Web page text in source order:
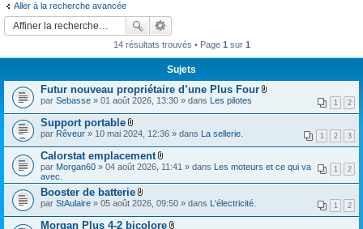
Aller à la recherche avancée
14 résultats trouvés • Page 1 sur 1
Sujets
Futur nouveau propriétaire d’une Plus Four
c
e
(
)
i
1 2
par Sebasse » 01 août 2026, 13:30 » dans Les pilotes
Support portable
F
c
h
i
r
(
s
)
1 2 3
par Rêveur » 10 mai 2024, 12:36 » dans La sellerie.
Calorstat emplacement
F
c
i
r
1 2
par Morgan60 » 04 août 2026, 11:41 » dans Les moteurs et ce qui va
avec.
Booster de batterie
F
c
1 2
par StAulaire » 05 août 2026, 09:50 » dans L'électricité.
Morgan Plus 4-2 bicolore